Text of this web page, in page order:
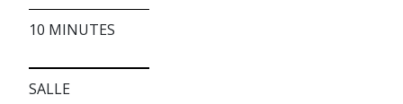
10 MINUTES
SALLE